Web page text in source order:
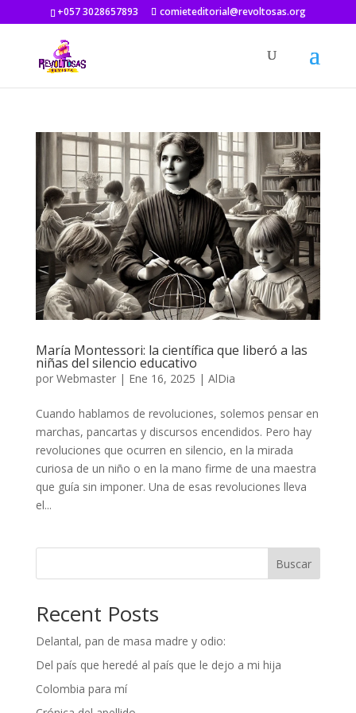
+057 3028657893 comieteditorial@revoltosas.org
María Montessori: la científica que liberó a las
niñas del silencio educativo
por Webmaster| Ene 16, 2025 | AlDia
Cuando hablamos de revoluciones, solemos pensar en
marchas, pancartas y discursos encendidos. Pero hay
revoluciones que ocurren en silencio, en la mirada
curiosa de un niño o en la mano firme de una maestra
que guía sin imponer. Una de esas revoluciones lleva
el...
Buscar
Recent Posts
Delantal, pan de masa madre y odio:
Del país que heredé al país que le dejo a mi hija
Colombia para mí